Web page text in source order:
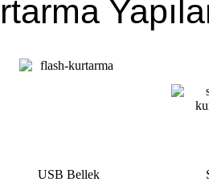
USB Bellek